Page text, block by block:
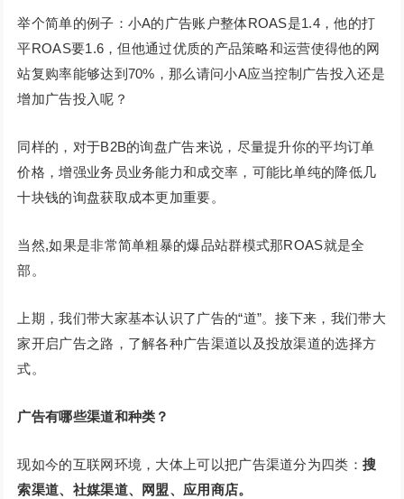
举个简单的例子：小A的广告账户整体ROAS是1.4，他的打
平ROAS要1.6，但他通过优质的产品策略和运营使得他的网
站复购率能够达到70%，那么请问小A应当控制广告投入还是
增加广告投入呢？
同样的，对于B2B的询盘广告来说，尽量提升你的平均订单
价格，增强业务员业务能力和成交率，可能比单纯的降低几
十块钱的询盘获取成本更加重要。
当然,如果是非常简单粗暴的爆品站群模式那ROAS就是全
部。
上期，我们带大家基本认识了广告的“道”。接下来，我们带大
家开启广告之路，了解各种广告渠道以及投放渠道的选择方
式。
广告有哪些渠道和种类？
现如今的互联网环境，大体上可以把广告渠道分为四类： 搜
索渠道、社媒渠道、网盟、应用商店。